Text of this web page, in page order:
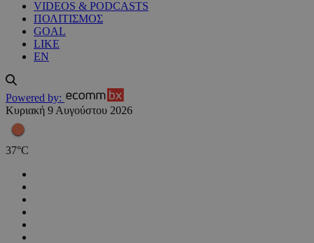
VIDEOS & PODCASTS
ΠΟΛΙΤΙΣΜΟΣ
GOAL
LIKE
EN
Powered by:
Κυριακή 9 Αυγούστου 2026
37°C